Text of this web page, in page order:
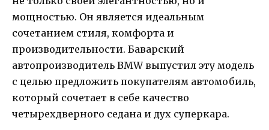
мощностью. Он является идеальным
сочетанием стиля, комфорта и
производительности. Баварский
автопроизводитель BMW выпустил эту модель
с целью предложить покупателям автомобиль,
который сочетает в себе качество
четырехдверного седана и дух суперкара.